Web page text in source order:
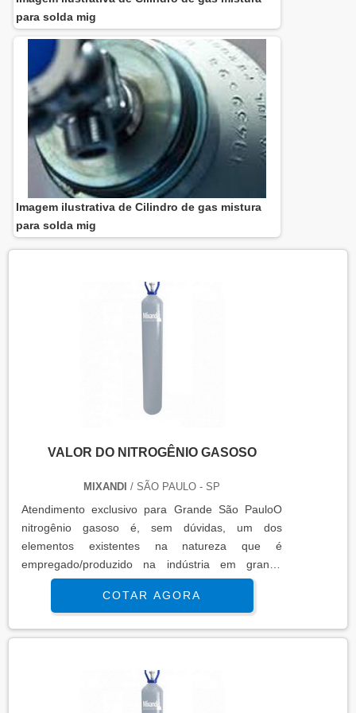
para solda mig
Imagem ilustrativa de Cilindro de gas mistura
para solda mig
VALOR DO NITROGÊNIO GASOSO
MIXANDI / SÃO PAULO - SP
Atendimento exclusivo para Grande São PauloO
nitrogênio gasoso é, sem dúvidas, um dos
elementos existentes na natureza que é
empregado/produzido na indústria em grande
escala. O valor do nitrogênio gasoso pode variar,
sendo que este gás é captado da atmosfera da
mesma forma que o gás oxigênio, e tem uma série
de utilidades nas indústrias alimentícia, química,
sobre o produtoA indústria de alimentos faz o uso
do nitrogênio líquido em sistemas de congelamento
COTAR AGORA